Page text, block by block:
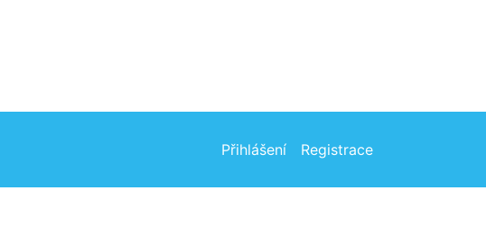
Přihlášení Registrace